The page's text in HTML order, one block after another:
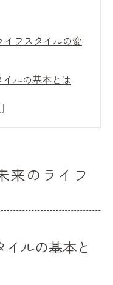
フスタイルの変
ルの基本とは
常の変化
ーガニックの価値
能な生活
来のライフ
ルの基本と